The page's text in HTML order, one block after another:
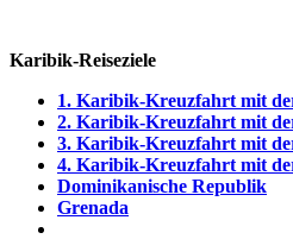
Karibik-Reiseziele
1. Karibik-Kreuzfahrt mit
2. Karibik-Kreuzfahrt mit
3. Karibik-Kreuzfahrt mit
4. Karibik-Kreuzfahrt mit
Dominikanische Republik
Grenada